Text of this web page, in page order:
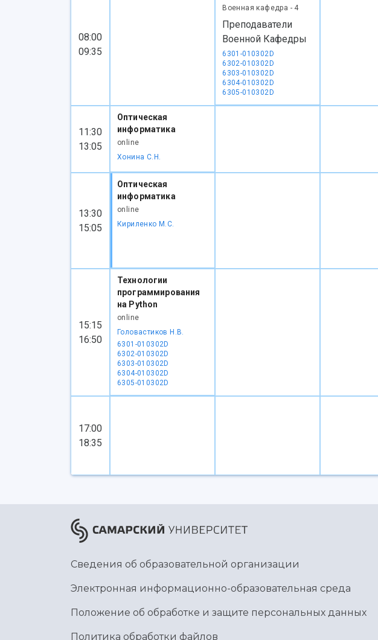
08:00
09:35
Военная кафедра - 4
Преподаватели
Военной Кафедры
6301-010302D
6302-010302D
6303-010302D
6304-010302D
6305-010302D
11:30
13:05
Оптическая
информатика
online
Хонина С.Н.
13:30
15:05
Оптическая
информатика
online
Кириленко М.С.
15:15
16:50
Технологии
программирования
на Python
online
Головастиков Н.В.
6301-010302D
6302-010302D
6303-010302D
6304-010302D
6305-010302D
17:00
18:35
Сведения об образовательной организации
Электронная информационно-образовательная среда
Положение об обработке и защите персональных данных
Политика обработки файлов